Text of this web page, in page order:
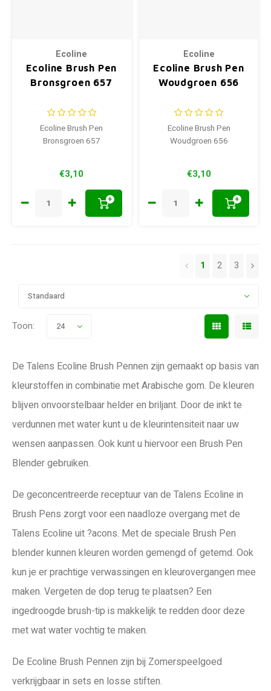
Ecoline
Ecoline Brush Pen
Bronsgroen 657
Ecoline Brush Pen
Bronsgroen 657
€3,10
+
Ecoline
Ecoline Brush Pen
Woudgroen 656
Ecoline Brush Pen
Woudgroen 656
€3,10
+
Standaard
1 2 3
Toon: 24
De Talens Ecoline Brush Pennen zijn gemaakt op basis van
kleurstoffen in combinatie met Arabische gom. De kleuren
blijven onvoorstelbaar helder en briljant. Door de inkt te
verdunnen met water kunt u de kleurintensiteit naar uw
wensen aanpassen. Ook kunt u hiervoor een Brush Pen
Blender gebruiken.
De geconcentreerde receptuur van de Talens Ecoline in
Brush Pens zorgt voor een naadloze overgang met de
Talens Ecoline uit ?acons. Met de speciale Brush Pen
blender kunnen kleuren worden gemengd of getemd. Ook
kun je er prachtige verwassingen en kleurovergangen mee
maken. Vergeten de dop terug te plaatsen? Een
ingedroogde brush-tip is makkelijk te redden door deze
met wat water vochtig te maken.
De Ecoline Brush Pennen zijn bij Zomerspeelgoed
verkrijgbaar in sets en losse stiften.